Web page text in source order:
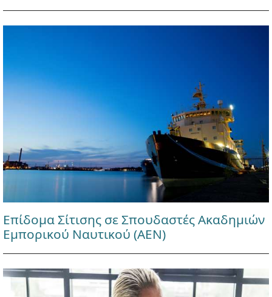
Επίδομα Σίτισης σε Σπουδαστές Ακαδημιών
Εμπορικού Ναυτικού (ΑΕΝ)